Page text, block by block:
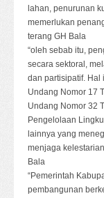
lahan, penurunan
memerlukan
terang GH Bala
“oleh sebab itu,
secara sektoral,
dan partisipatif.
Undang Nomor 17
Undang Nomor 32
Pengelolaan
lainnya yang
menjaga
Bala
“Pemerintah
pembangunan